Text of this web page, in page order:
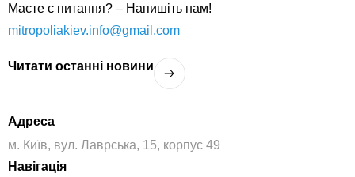
Читати останнi новини
Маєте є питання? – Напишіть нам!
mitropoliakiev.info@gmail.com
Адреса
м. Київ, вул. Лаврська, 15, корпус 49
Навігація